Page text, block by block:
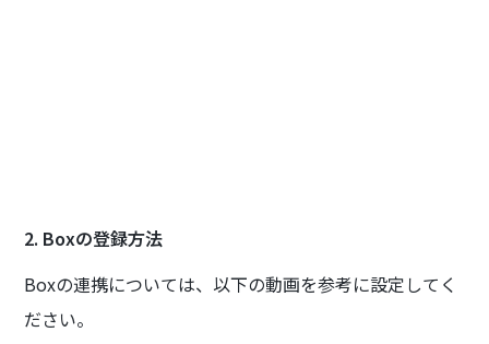
2. Boxの登録方法
Boxの連携については、以下の動画を参考に設定してく
ださい。